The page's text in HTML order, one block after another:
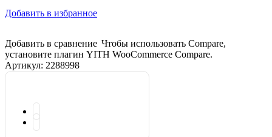
Добавить в избранное
Добавить в сравнение Чтобы использовать Compare,
установите плагин YITH WooCommerce Compare.
Артикул: 2288998